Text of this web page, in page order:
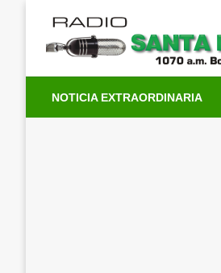
contenido
NOTICIA EXTRAORDINARIA